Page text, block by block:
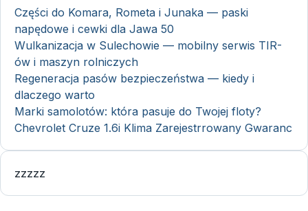
Części do Komara, Rometa i Junaka — paski
napędowe i cewki dla Jawa 50
Wulkanizacja w Sulechowie — mobilny serwis TIR-
ów i maszyn rolniczych
Regeneracja pasów bezpieczeństwa — kiedy i
dlaczego warto
Marki samolotów: która pasuje do Twojej floty?
Chevrolet Cruze 1.6i Klima Zarejestrrowany Gwaranc
zzzzz